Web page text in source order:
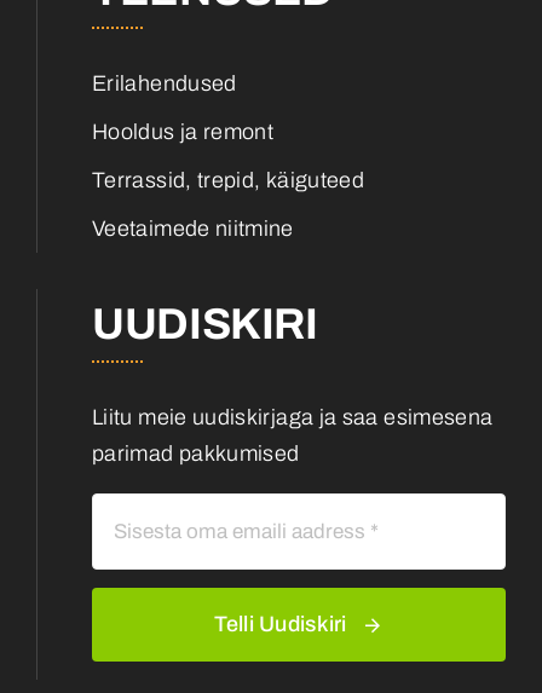
Erilahendused
Hooldus ja remont
Terrassid, trepid, käiguteed
Veetaimede niitmine
UUDISKIRI
Liitu meie uudiskirjaga ja saa esimesena
parimad pakkumised
Telli Uudiskiri